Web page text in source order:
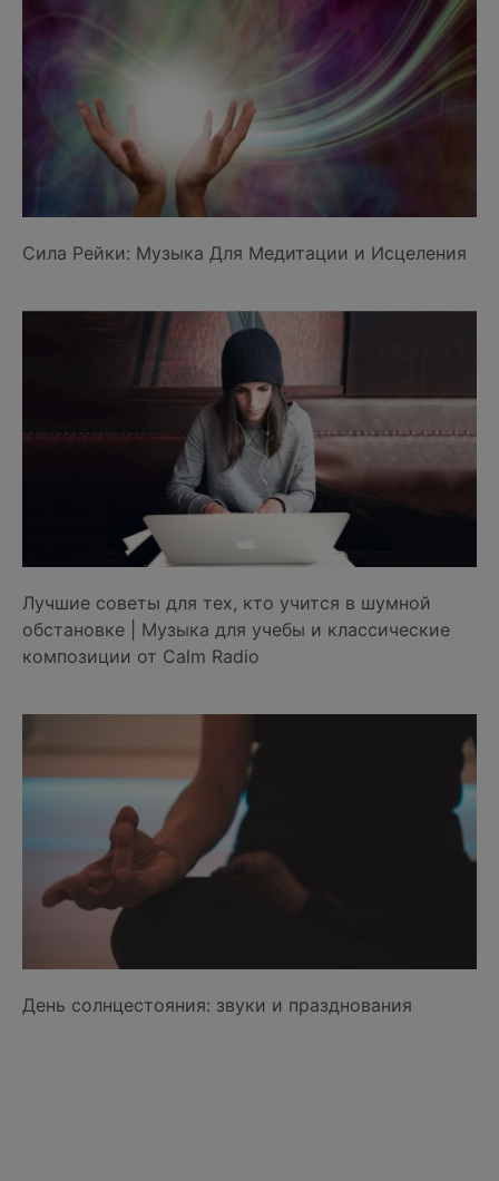
Сила Рейки: Музыка Для Медитации и Исцеления
Лучшие советы для тех, кто учится в шумной
обстановке | Музыка для учебы и классические
композиции от Calm Radio
День солнцестояния: звуки и празднования